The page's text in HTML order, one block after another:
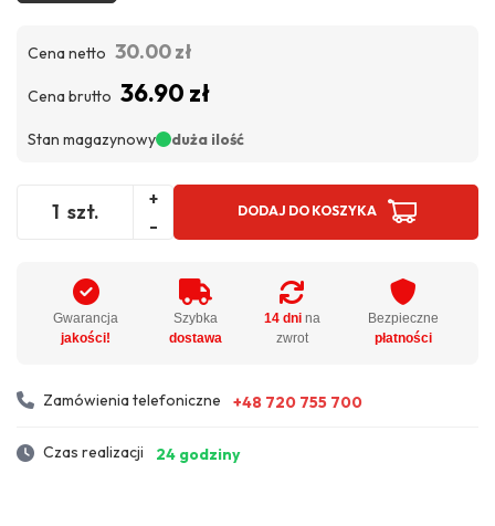
Cena netto 30.00 zł
Cena brutto 36.90 zł
Stan magazynowy duża ilość
szt.
+
-
DODAJ DO KOSZYKA
Gwarancja
jakości!
Szybka
dostawa
14 dnina
zwrot
Bezpieczne
płatności
Zamówienia telefoniczne +48 720 755 700
Czas realizacji 24 godziny